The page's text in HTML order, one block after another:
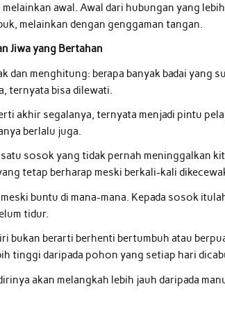
awal. Awal dari hubungan yang
melainkan dengan genggaman tangan.
Jiwa yang Bertahan
dan menghitung: berapa banyak badai yang
ternyata bisa dilewati.
akhir segalanya, ternyata menjadi pintu
berlalu juga.
satu sosok yang tidak pernah meninggalkan
tetap berharap meski berkali-kali
buntu di mana-mana. Kepada sosok
tidur.
bukan berarti berhenti bertumbuh atau
tinggi daripada pohon yang setiap hari
akan melangkah lebih jauh daripada